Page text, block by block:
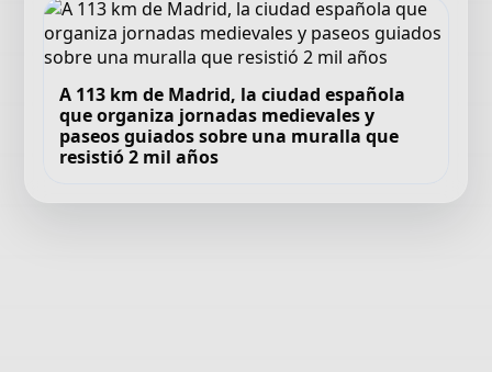
A 113 km de Madrid, la ciudad española
que organiza jornadas medievales y
paseos guiados sobre una muralla que
resistió 2 mil años